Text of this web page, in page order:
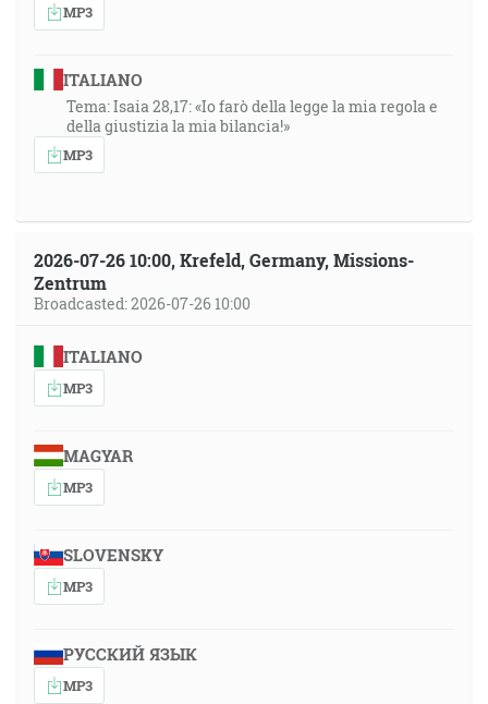
MP3
ITALIANO
Tema: Isaia 28,17: «Io farò della legge la mia regola e
della giustizia la mia bilancia!»
MP3
2026-07-26 10:00, Krefeld, Germany, Missions-
Zentrum
Broadcasted: 2026-07-26 10:00
ITALIANO
MP3
MAGYAR
MP3
SLOVENSKY
MP3
РУССКИЙ ЯЗЫК
MP3